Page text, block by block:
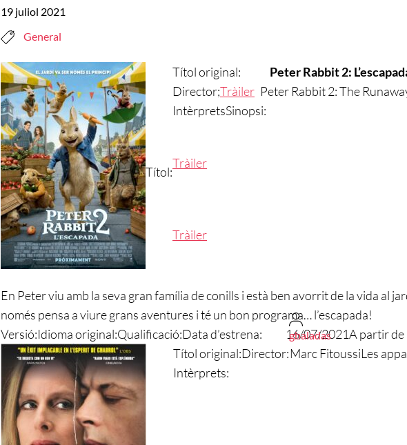
19 juliol 2021
General
Títol:
Peter Rabbit 2:
Títol original:
Peter Rabbit 2: The
Director;
IntèrpretsSinopsi:
En Peter viu amb la seva gran família de conills i està ben avorrit de la vida al
només pensa a viure grans aventures i té un bon programa… l’escapada!
Versió:Idioma original:Qualificació: A partir de
Data d’estrena: 16/07/2021
Tràiler
Títol original: Les
Director:Marc Fitoussi
Intèrprets:
Tràiler
Tràiler
gbaladas
Navegació
d'entrades